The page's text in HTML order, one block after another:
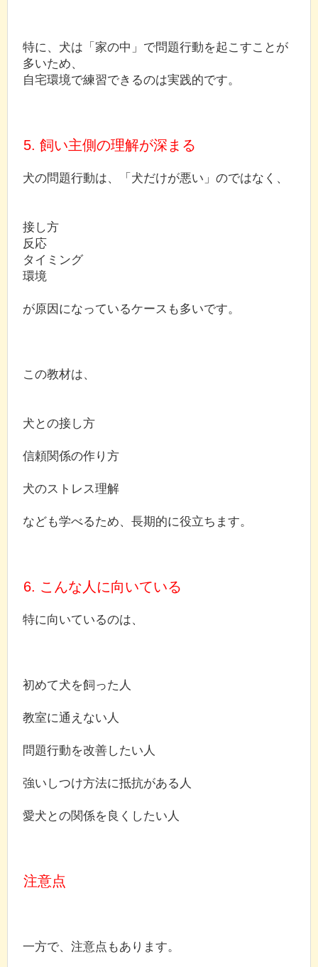
特に、犬は「家の中」で問題行動を起こすことが
多いため、
自宅環境で練習できるのは実践的です。
5. 飼い主側の理解が深まる
犬の問題行動は、「犬だけが悪い」のではなく、
接し方
反応
タイミング
環境
が原因になっているケースも多いです。
この教材は、
犬との接し方
信頼関係の作り方
犬のストレス理解
なども学べるため、長期的に役立ちます。
6. こんな人に向いている
特に向いているのは、
初めて犬を飼った人
教室に通えない人
問題行動を改善したい人
強いしつけ方法に抵抗がある人
愛犬との関係を良くしたい人
注意点
一方で、注意点もあります。